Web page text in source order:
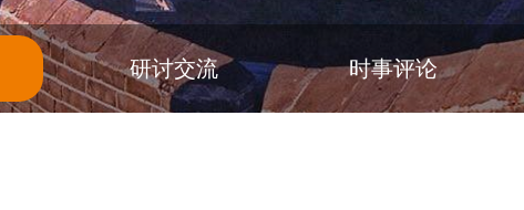
研讨交流 时事评论